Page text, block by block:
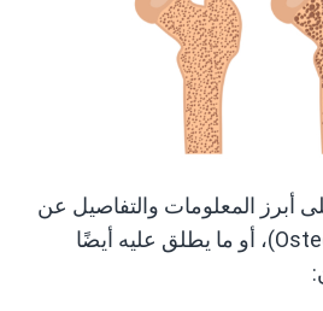
أبرز المعلومات والتفاصيل عن
لين العظام (Osteomalacia)، أو ما يطلق عليه أيضًا